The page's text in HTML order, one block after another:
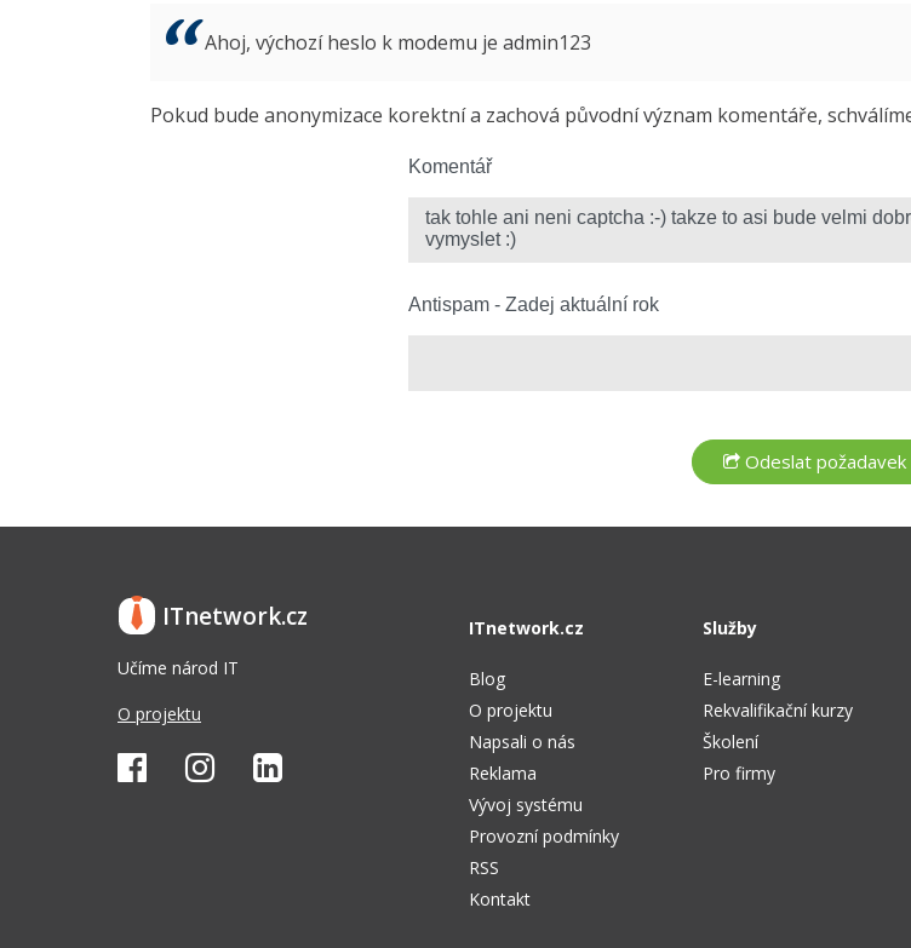
Ahoj, výchozí heslo k modemu je admin123
Pokud bude anonymizace korektní a zachová původní význam komentáře,
Komentář
Antispam - Zadej aktuální rok
ITnetwork.cz
Učíme národ IT
O projektu
ITnetwork.cz
Blog
O projektu
Napsali o nás
Reklama
Vývoj systému
Provozní podmínky
RSS
Kontakt
Služby
E-learning
Rekvalifikační kurzy
Školení
Pro firmy